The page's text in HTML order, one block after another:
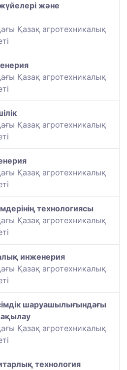
және
Қазақ агротехникалық
Қазақ агротехникалық
Қазақ агротехникалық
Қазақ агротехникалық
технологиясы
Қазақ агротехникалық
инженерия
Қазақ агротехникалық
шаруашылығындағы
Қазақ агротехникалық
технология